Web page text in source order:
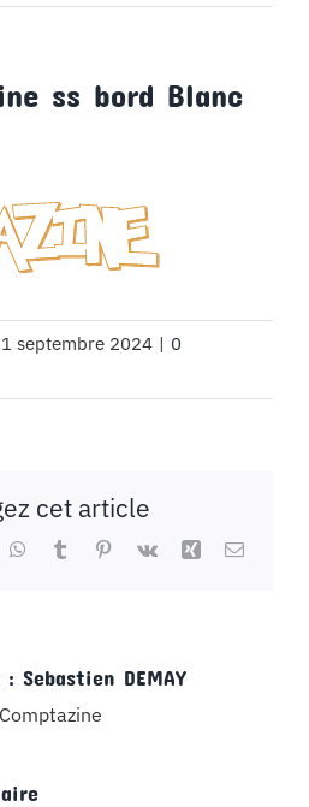
ss bord Blanc
1 septembre 2024 | 0
cet article
WhatsApp
TumblrPinterest
Vk Xing Email
: Sebastien DEMAY